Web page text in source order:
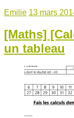
Emilie 13 mars
[Maths]
un tableau